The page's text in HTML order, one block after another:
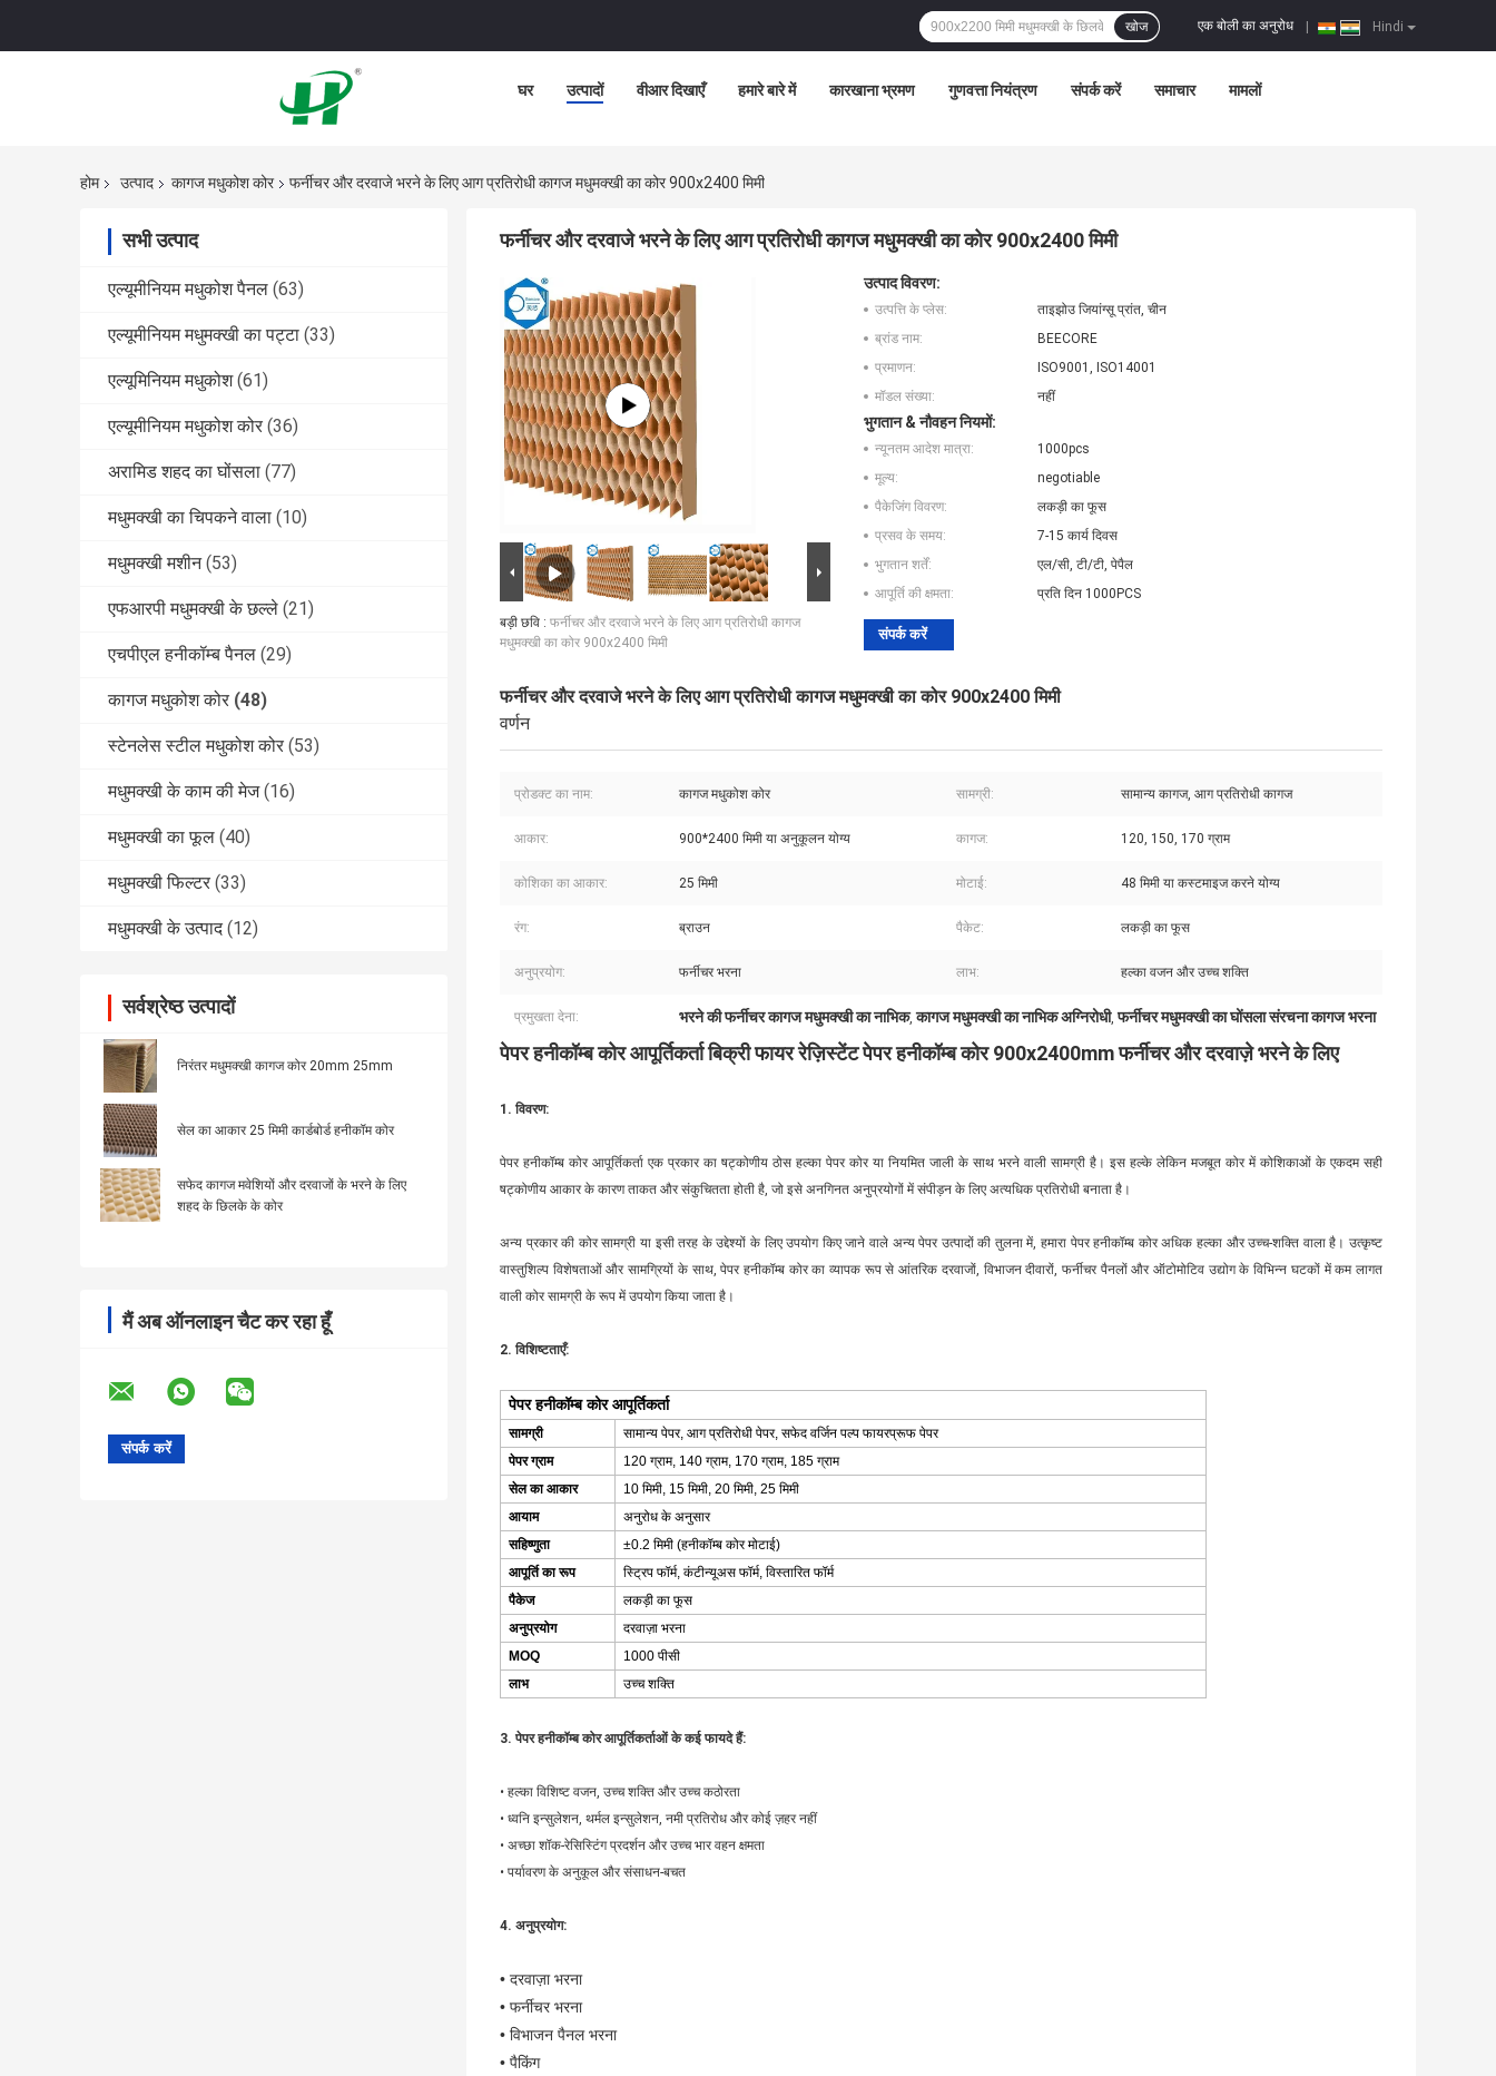
Hindi
एक बोली का अनुरोध
खोज
घर उत्पादों वीआर दिखाएँ हमारे बारे में कारखाना भ्रमण गुणवत्ता नियंत्रण संपर्क करें समाचार मामलों
होम उत्पाद कागज मधुकोश कोर फर्नीचर और दरवाजे भरने के लिए आग प्रतिरोधी कागज मधुमक्खी का कोर 900x2400 मिमी
सभी उत्पाद
एल्यूमीनियम मधुकोश पैनल (63)
एल्यूमीनियम मधुमक्खी का पट्टा (33)
एल्यूमिनियम मधुकोश (61)
एल्यूमीनियम मधुकोश कोर (36)
अरामिड शहद का घोंसला (77)
मधुमक्खी का चिपकने वाला (10)
मधुमक्खी मशीन (53)
एफआरपी मधुमक्खी के छल्ले (21)
एचपीएल हनीकॉम्ब पैनल (29)
कागज मधुकोश कोर (48)
स्टेनलेस स्टील मधुकोश कोर (53)
मधुमक्खी के काम की मेज (16)
मधुमक्खी का फूल (40)
मधुमक्खी फिल्टर (33)
मधुमक्खी के उत्पाद (12)
सर्वश्रेष्ठ उत्पादों
निरंतर मधुमक्खी कागज कोर 20mm 25mm
सेल का आकार 25 मिमी कार्डबोर्ड हनीकॉम कोर
सफेद कागज मवेशियों और दरवाजों के भरने के लिए
शहद के छिलके के कोर
मैं अब ऑनलाइन चैट कर रहा हूँ
फर्नीचर और दरवाजे भरने के लिए आग प्रतिरोधी कागज मधुमक्खी का कोर 900x2400 मिमी
बड़ी छवि : फर्नीचर और दरवाजे भरने के लिए आग प्रतिरोधी कागज
मधुमक्खी का कोर 900x2400 मिमी
उत्पाद विवरण:
उत्पत्ति के प्लेस:
ताइझोउ जियांग्सू प्रांत, चीन
ब्रांड नाम:
BEECORE
प्रमाणन:
ISO9001, ISO14001
मॉडल संख्या:
नहीं
भुगतान & नौवहन नियमों:
न्यूनतम आदेश मात्रा:
1000pcs
मूल्य:
negotiable
पैकेजिंग विवरण:
लकड़ी का फूस
प्रसव के समय:
7-15 कार्य दिवस
भुगतान शर्तें:
एल/सी, टी/टी, पेपैल
आपूर्ति की क्षमता:
प्रति दिन 1000PCS
संपर्क करें
फर्नीचर और दरवाजे भरने के लिए आग प्रतिरोधी कागज मधुमक्खी का कोर 900x2400 मिमी
वर्णन
प्रोडक्ट का नाम: कागज मधुकोश कोर सामग्री: सामान्य कागज, आग प्रतिरोधी कागज
आकार: 900*2400 मिमी या अनुकूलन योग्य कागज: 120, 150, 170 ग्राम
कोशिका का आकार: 25 मिमी मोटाई: 48 मिमी या कस्टमाइज करने योग्य
रंग: ब्राउन पैकेट: लकड़ी का फूस
अनुप्रयोग: फर्नीचर भरना लाभ: हल्का वजन और उच्च शक्ति
प्रमुखता देना: भरने की फर्नीचर कागज मधुमक्खी का नाभिक,कागज मधुमक्खी का नाभिक अग्निरोधी,फर्नीचर मधुमक्खी का घोंसला संरचना कागज भरना
पेपर हनीकॉम्ब कोर आपूर्तिकर्ता बिक्री फायर रेज़िस्टेंट पेपर हनीकॉम्ब कोर 900x2400mm फर्नीचर और दरवाज़े भरने के लिए
1. विवरण:
पेपर हनीकॉम्ब कोर आपूर्तिकर्ता एक प्रकार का षट्कोणीय ठोस हल्का पेपर कोर या नियमित जाली के साथ भरने वाली सामग्री है। इस हल्के लेकिन मजबूत कोर में कोशिकाओं के एकदम सही
षट्कोणीय आकार के कारण ताकत और संकुचितता होती है, जो इसे अनगिनत अनुप्रयोगों में संपीड़न के लिए अत्यधिक प्रतिरोधी बनाता है।
अन्य प्रकार की कोर सामग्री या इसी तरह के उद्देश्यों के लिए उपयोग किए जाने वाले अन्य पेपर उत्पादों की तुलना में, हमारा पेपर हनीकॉम्ब कोर अधिक हल्का और उच्च-शक्ति वाला है। उत्कृष्ट
वास्तुशिल्प विशेषताओं और सामग्रियों के साथ, पेपर हनीकॉम्ब कोर का व्यापक रूप से आंतरिक दरवाजों, विभाजन दीवारों, फर्नीचर पैनलों और ऑटोमोटिव उद्योग के विभिन्न घटकों में कम लागत
वाली कोर सामग्री के रूप में उपयोग किया जाता है।
2. विशिष्टताएँ:
पेपर हनीकॉम्ब कोर आपूर्तिकर्ता
सामग्री
सामान्य पेपर, आग प्रतिरोधी पेपर, सफेद वर्जिन पल्प फायरप्रूफ पेपर
पेपर ग्राम
120 ग्राम, 140 ग्राम, 170 ग्राम, 185 ग्राम
सेल का आकार
10 मिमी, 15 मिमी, 20 मिमी, 25 मिमी
आयाम
अनुरोध के अनुसार
सहिष्णुता
±0.2 मिमी (हनीकॉम्ब कोर मोटाई)
आपूर्ति का रूप
स्ट्रिप फॉर्म, कंटीन्यूअस फॉर्म, विस्तारित फॉर्म
पैकेज
लकड़ी का फूस
अनुप्रयोग
दरवाज़ा भरना
MOQ
1000 पीसी
लाभ
उच्च शक्ति
3. पेपर हनीकॉम्ब कोरआपूर्तिकर्ताओं के कई फायदे हैं:
• हल्का विशिष्ट वजन, उच्च शक्ति और उच्च कठोरता
• ध्वनि इन्सुलेशन, थर्मल इन्सुलेशन, नमी प्रतिरोध और कोई ज़हर नहीं
• अच्छा शॉक-रेसिस्टिंग प्रदर्शन और उच्च भार वहन क्षमता
• पर्यावरण के अनुकूल और संसाधन-बचत
4. अनुप्रयोग:
• दरवाज़ा भरना
• फर्नीचर भरना
• विभाजन पैनल भरना
• पैकिंग